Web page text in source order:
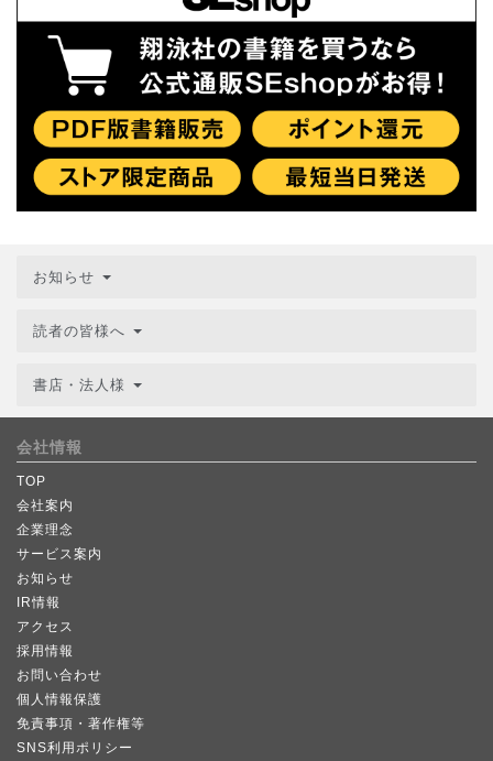
お知らせ
読者の皆様へ
書店・法人様
会社情報
TOP
会社案内
企業理念
サービス案内
お知らせ
IR情報
アクセス
採用情報
お問い合わせ
個人情報保護
免責事項・著作権等
SNS利用ポリシー